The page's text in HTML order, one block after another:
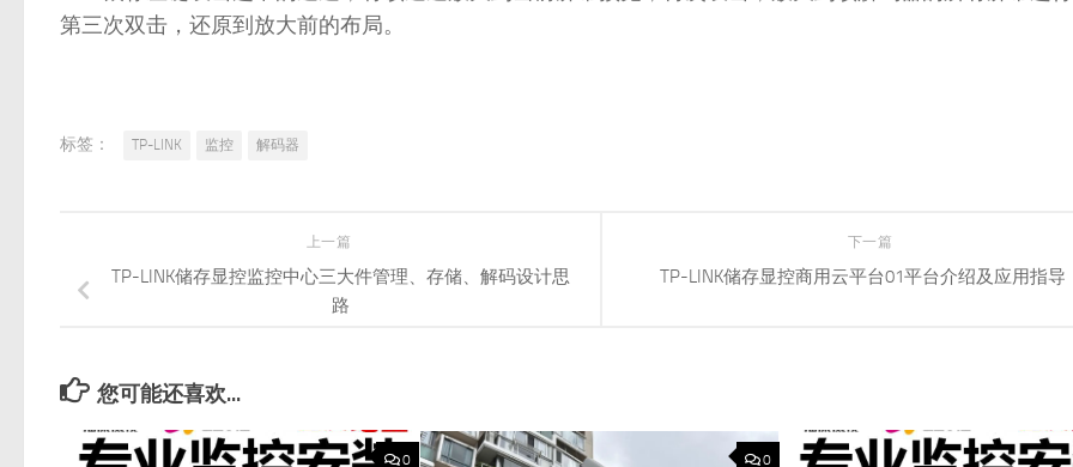
第三次双击，还原到放大前的布局。
标签： TP-LINK 监控 解码器
下一篇
TP-LINK储存显控商用云平台01平台介绍及应用指导
上一篇
TP-LINK储存显控监控中心三大件管理、存储、解码设计思
路
您可能还喜欢...
0 0